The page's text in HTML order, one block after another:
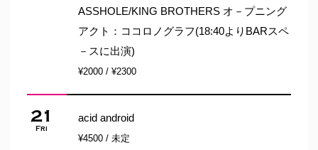
ASSHOLE/KING BROTHERS オ－プニング
アクト：ココロノグラフ(18:40よりBARスペ
－スに出演)
¥2000 / ¥2300
21
Fri
acid android
¥4500 / 未定